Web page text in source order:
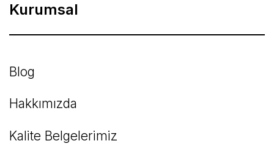
Ürün fiyatı diğer sitelerden daha pahalı.
Bu ürüne benzer farklı alternatifler olmalı.
Kurumsal
Blog
Hakkımızda
Kalite Belgelerimiz